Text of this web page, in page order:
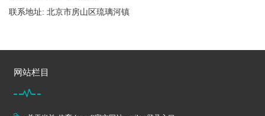
联系地址: 北京市房山区琉璃河镇
网站栏目